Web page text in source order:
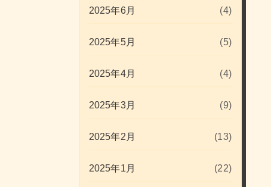
2025年6月 (4)
2025年5月 (5)
2025年4月 (4)
2025年3月 (9)
2025年2月 (13)
2025年1月 (22)